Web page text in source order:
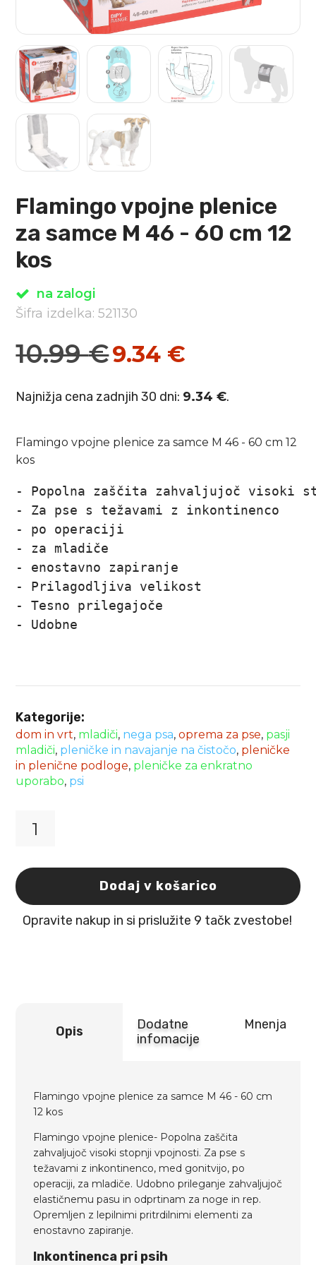
Flamingo vpojne plenice
za samce M 46 - 60 cm 12
kos
na zalogi
Šifra izdelka: 521130
10.99€
Izvirna
cena
10.99 €.
9.34 €
Trenutna
cena
Najnižja cena zadnjih 30 dni: 9.34€.
Flamingo vpojne plenice za samce M 46 - 60 cm 12
kos
- Popolna zaščita zahvaljujoč visoki
- Za pse s težavami z inkontinenco
- po operaciji
- za mladiče
- enostavno zapiranje
- Prilagodljiva velikost
- Tesno prilegajoče
- Udobne
Kategorije:
dom in vrt, mladiči, nega psa,oprema za pse, pasji
mladiči, pleničke in navajanje na čistočo, pleničke
in plenične podloge, pleničke za enkratno
uporabo, psi
plenice
za
samce
46
Dodaj v košarico
Opravite nakup in si prislužite 9 tačk zvestobe!
Opis
Dodatne
infomacije
Mnenja
Flamingo vpojne plenice za samce M 46 - 60 cm
12 kos
Flamingo vpojne plenice- Popolna zaščita
zahvaljujoč visoki stopnji vpojnosti. Za pse s
težavami z inkontinenco, med gonitvijo, po
operaciji, za mladiče. Udobno prileganje zahvaljujoč
elastičnemu pasu in odprtinam za noge in rep.
Opremljen z lepilnimi pritrdilnimi elementi za
enostavno zapiranje.
Inkontinenca pri psih